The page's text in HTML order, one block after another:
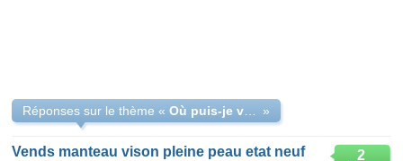
Réponses sur le thème « »
2
Vends manteau vison pleine peau etat neuf